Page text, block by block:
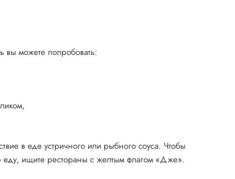
можете попробовать:
в еде устричного или рыбного соуса. Чтобы
еду, ищите рестораны с желтым флагом «Дже».